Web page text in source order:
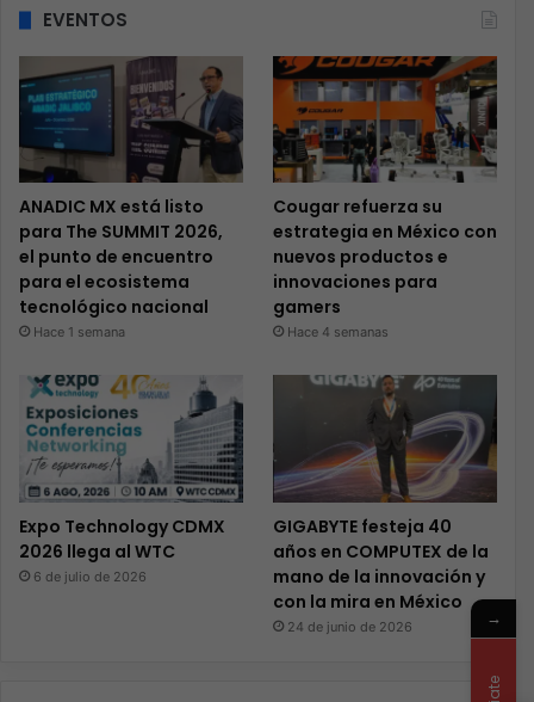
EVENTOS
ANADIC MX está listo
para The SUMMIT 2026,
el punto de encuentro
para el ecosistema
tecnológico nacional
Hace 1 semana
Cougar refuerza su
estrategia en México con
nuevos productos e
innovaciones para
gamers
Hace 4 semanas
Expo Technology CDMX
2026 llega al WTC
6 de julio de 2026
GIGABYTE festeja 40
años en COMPUTEX de la
mano de la innovación y
con la mira en México
24 de junio de 2026 →